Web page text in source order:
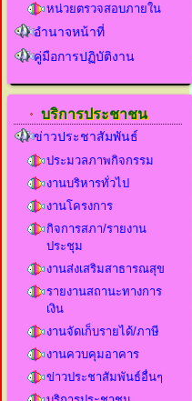
หน่วยตรวจสอบภายใน
อำนาจหน้าที่
คู่มือการปฏิบัติงาน
บริการประชาชน
ข่าวประชาสัมพันธ์
ประมวลภาพกิจกรรม
งานบริหารทั่วไป
งานโครงการ
กิจการสภา/รายงาน
ประชุม
งานส่งเสริมสาธารณสุข
รายงานสถานะทางการ
เงิน
งานจัดเก็บรายได้/ภาษี
งานควบคุมอาคาร
ข่าวประชาสัมพันธ์อื่นๆ